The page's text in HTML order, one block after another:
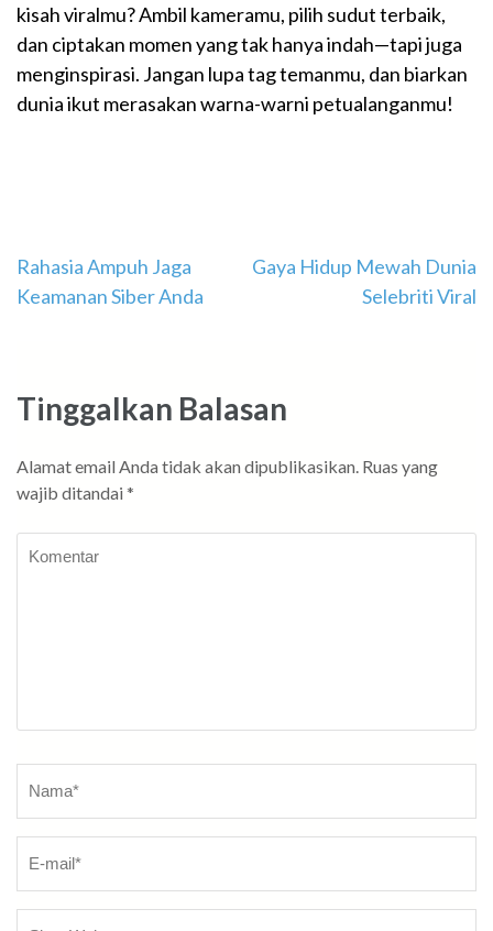
kisah viralmu? Ambil kameramu, pilih sudut terbaik,
dan ciptakan momen yang tak hanya indah—tapi juga
menginspirasi. Jangan lupa tag temanmu, dan biarkan
dunia ikut merasakan warna-warni petualanganmu!
Navigasi
pos
Rahasia Ampuh Jaga
Keamanan Siber Anda
Gaya Hidup Mewah Dunia
Selebriti Viral
Tinggalkan Balasan
Alamat email Anda tidak akan dipublikasikan. Ruas yang
wajib ditandai *